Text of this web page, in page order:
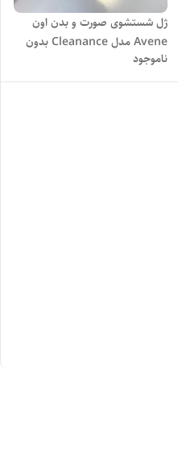
ژل شستشوی صورت و بدن اون
Avene مدل Cleanance بدون
صابون، پوست چرب حجم 200 اصل
ناموجود